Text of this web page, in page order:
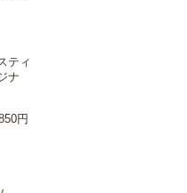
ティ
ナ
円